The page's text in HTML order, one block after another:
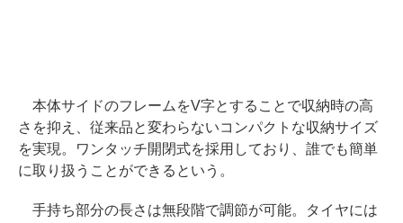
本体サイドのフレームをV字とすることで収納時の高
さを抑え、従来品と変わらないコンパクトな収納サイズ
を実現。ワンタッチ開閉式を採用しており、誰でも簡単
に取り扱うことができるという。
手持ち部分の長さは無段階で調節が可能。タイヤには